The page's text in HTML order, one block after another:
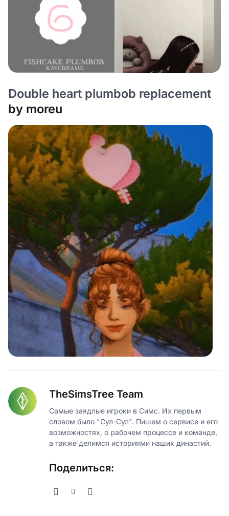
Double heart plumbob replacement
by moreu
TheSimsTree Team
Самые заядлые игроки в Симс. Их первым
словом было "Сул-Сул". Пишем о сервисе и его
возможностях, о рабочем процессе и команде,
а также делимся историями наших династий.
Поделиться: